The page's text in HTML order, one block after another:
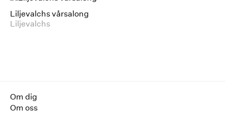
Liljevalchs vårsalong
Liljevalchs
Om dig
Om oss